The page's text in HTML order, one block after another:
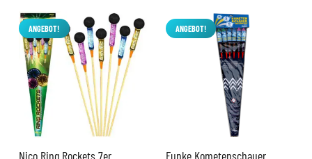
ANGEBOT!
Nico Ring Rockets 7er
ANGEBOT!
Funke Kometenschauer